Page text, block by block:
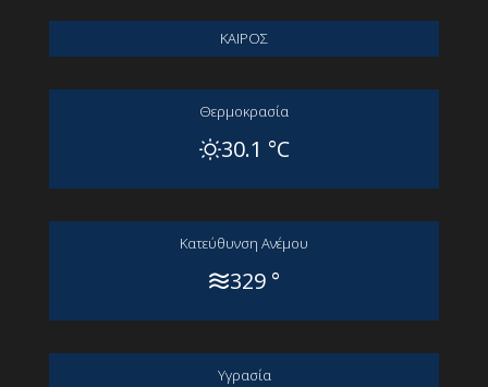
ΚΑΙΡΟΣ
Θερμοκρασία
30.1 °C
Kατεύθυνση Aνέμου
329 °
Yγρασία